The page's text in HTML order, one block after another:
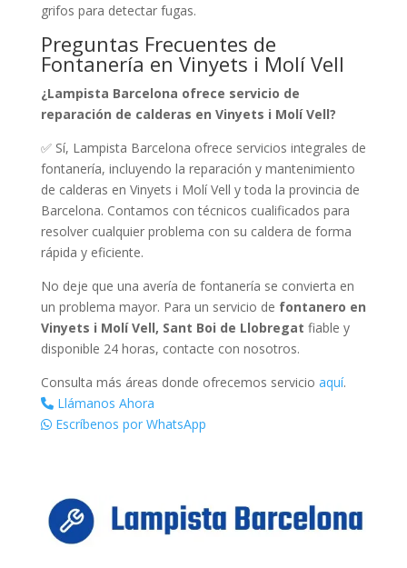
grifos para detectar fugas.
Preguntas Frecuentes de
Fontanería en Vinyets i Molí Vell
¿Lampista Barcelona ofrece servicio de
reparación de calderas en Vinyets i Molí Vell?
✅ Sí, Lampista Barcelona ofrece servicios integrales de
fontanería, incluyendo la reparación y mantenimiento
de calderas en Vinyets i Molí Vell y toda la provincia de
Barcelona. Contamos con técnicos cualificados para
resolver cualquier problema con su caldera de forma
rápida y eficiente.
No deje que una avería de fontanería se convierta en
un problema mayor. Para un servicio de fontanero en
Vinyets i Molí Vell, Sant Boi de Llobregat fiable y
disponible 24 horas, contacte con nosotros.
Consulta más áreas donde ofrecemos servicio aquí.
Llámanos Ahora
Escríbenos por WhatsApp